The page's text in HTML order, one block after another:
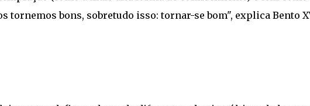
tornemos bons, sobretudo isso: tornar-se bom", explica Bento